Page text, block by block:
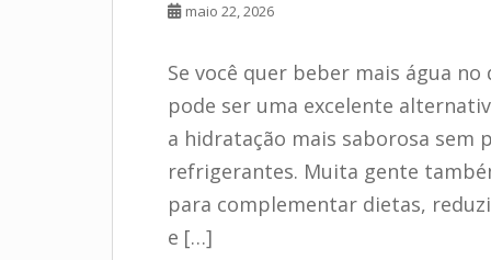
maio 22, 2026
Se você quer beber mais água
pode ser uma excelente
a hidratação mais saborosa sem
refrigerantes. Muita gente
para complementar dietas,
e […]